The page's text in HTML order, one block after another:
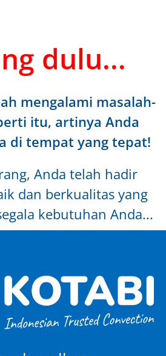
dulu...
mengalami masalah-
itu, artinya Anda
di tempat yang tepat!
Anda telah hadir
dan berkualitas yang
kebutuhan Anda...